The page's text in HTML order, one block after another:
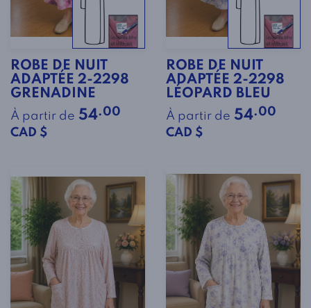
ROBE DE NUIT
ADAPTÉE 2-2298
GRENADINE
À partir de 54.00
CAD $
ROBE DE NUIT
ADAPTÉE 2-2298
LÉOPARD BLEU
À partir de 54.00
CAD $